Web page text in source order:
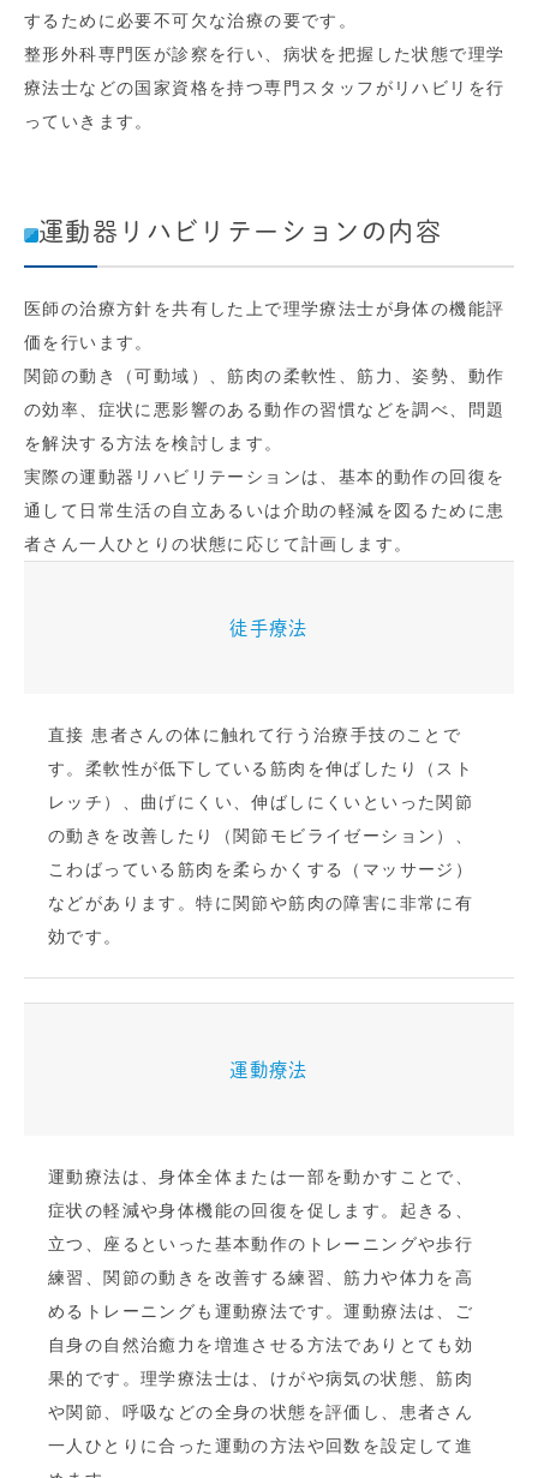
するために必要不可欠な治療の要です。
整形外科専門医が診察を行い、病状を把握した状態で理学
療法士などの国家資格を持つ専門スタッフがリハビリを行
っていきます。
運動器リハビリテーションの内容
医師の治療方針を共有した上で理学療法士が身体の機能評
価を行います。
関節の動き（可動域）、筋肉の柔軟性、筋力、姿勢、動作
の効率、症状に悪影響のある動作の習慣などを調べ、問題
を解決する方法を検討します。
実際の運動器リハビリテーションは、基本的動作の回復を
通して日常生活の自立あるいは介助の軽減を図るために患
者さん一人ひとりの状態に応じて計画します。
徒手療法
直接 患者さんの体に触れて行う治療手技のことで
す。柔軟性が低下している筋肉を伸ばしたり（スト
レッチ）、曲げにくい、伸ばしにくいといった関節
の動きを改善したり（関節モビライゼーション）、
こわばっている筋肉を柔らかくする（マッサージ）
などがあります。特に関節や筋肉の障害に非常に有
効です。
運動療法
運動療法は、身体全体または一部を動かすことで、
症状の軽減や身体機能の回復を促します。起きる、
立つ、座るといった基本動作のトレーニングや歩行
練習、関節の動きを改善する練習、筋力や体力を高
めるトレーニングも運動療法です。運動療法は、ご
自身の自然治癒力を増進させる方法でありとても効
果的です。理学療法士は、けがや病気の状態、筋肉
や関節、呼吸などの全身の状態を評価し、患者さん
一人ひとりに合った運動の方法や回数を設定して進